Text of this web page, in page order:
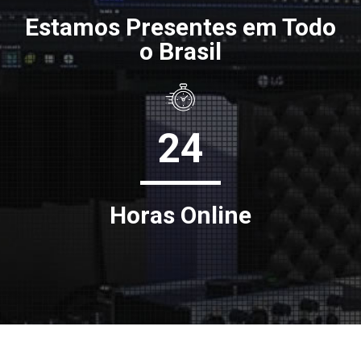
Estamos Presentes em Todo
o Brasil
24
Horas Online